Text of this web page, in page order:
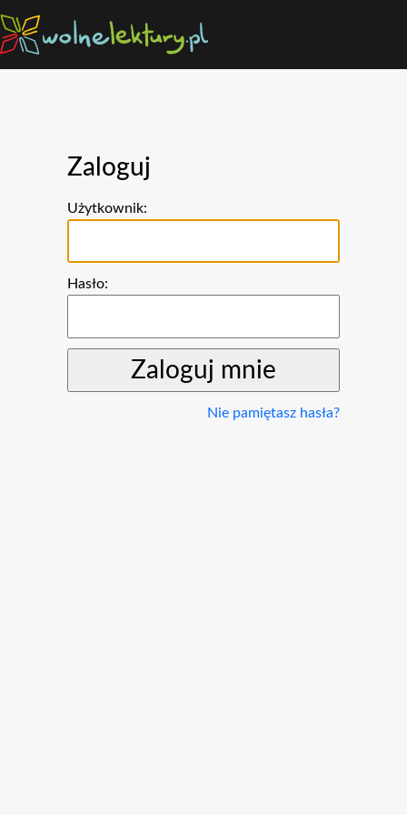
Zaloguj
Użytkownik:
Hasło:
Nie pamiętasz hasła?